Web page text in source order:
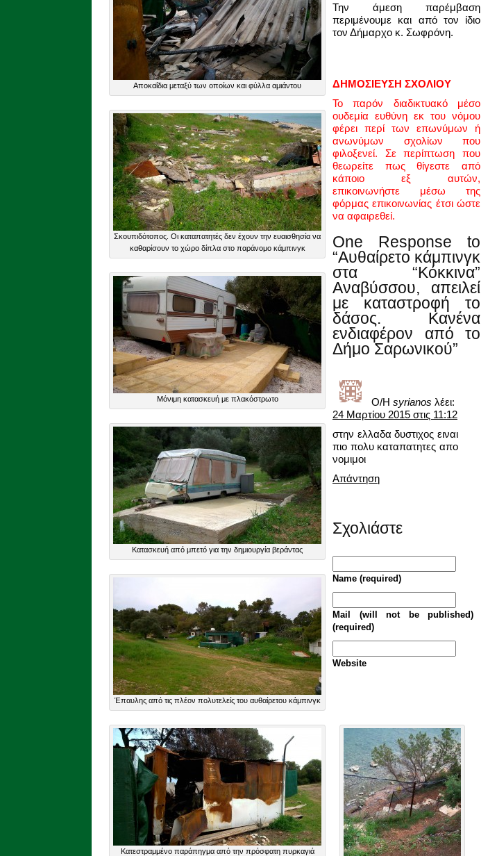
Αποκαΐδια μεταξύ των οποίων και φύλλα αμιάντου
Σκουπιδότοπος. Οι καταπατητές δεν έχουν την ευαισθησία να
καθαρίσουν το χώρο δίπλα στο παράνομο κάμπινγκ
Μόνιμη κατασκευή με πλακόστρωτο
Κατασκευή από μπετό για την δημιουργία βεράντας
Έπαυλης από τις πλέον πολυτελείς του αυθαίρετου κάμπινγκ
Κατεστραμμένο παράπηγμα από την πρόσφατη πυρκαγιά
Την άμεση παρέμβαση
περιμένουμε και από τον ίδιο
τον Δήμαρχο κ. Σωφρόνη.
ΔΗΜΟΣΙΕΥΣΗ ΣΧΟΛΙΟΥ
Το παρόν διαδικτυακό μέσο
ουδεμία ευθύνη εκ του νόμου
φέρει περί των επωνύμων ή
ανωνύμων σχολίων που
φιλοξενεί. Σε περίπτωση που
θεωρείτε πως θίγεστε από
κάποιο εξ αυτών,
επικοινωνήστε μέσω της
φόρμας επικοινωνίας έτσι ώστε
να αφαιρεθεί.
One Response to
“Αυθαίρετο κάμπινγκ
στα “Κόκκινα”
Αναβύσσου, απειλεί
με καταστροφή το
δάσος. Κανένα
ενδιαφέρον από το
Δήμο Σαρωνικού”
Ο/Η syrianos λέει:
24 Μαρτίου 2015 στις 11:12
στην ελλαδα δυστιχος ειναι
πιο πολυ καταπατητες απο
νομιμοι
Απάντηση
Σχολιάστε
Name (required)
Mail (will not be published)
(required)
Website